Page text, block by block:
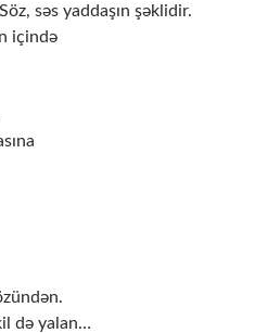
səs yaddaşın şəklidir.
içində
də yalan…